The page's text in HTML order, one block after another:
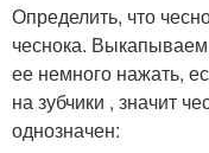
Определить, что
чеснока. Выкапываем
ее немного нажать,
на зубчики , значит
однозначен: